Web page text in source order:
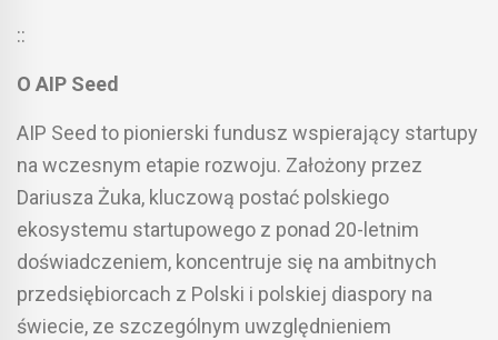
::
O AIP Seed
AIP Seed to pionierski fundusz wspierający startupy
na wczesnym etapie rozwoju. Założony przez
Dariusza Żuka, kluczową postać polskiego
ekosystemu startupowego z ponad 20-letnim
doświadczeniem, koncentruje się na ambitnych
przedsiębiorcach z Polski i polskiej diaspory na
świecie, ze szczególnym uwzględnieniem